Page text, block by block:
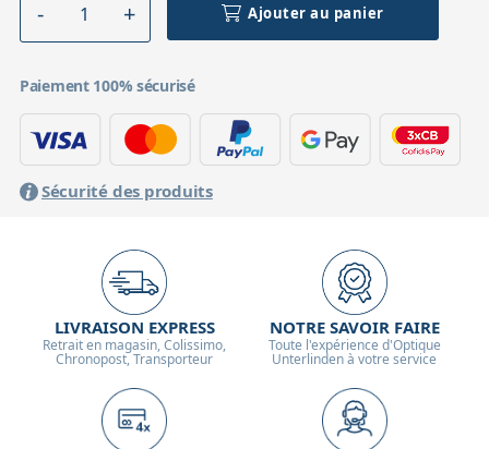
Ajouter au panier
Paiement 100% sécurisé
Sécurité des produits
LIVRAISON EXPRESS
Retrait en magasin, Colissimo,
Chronopost, Transporteur
NOTRE SAVOIR FAIRE
Toute l'expérience d'Optique
Unterlinden à votre service